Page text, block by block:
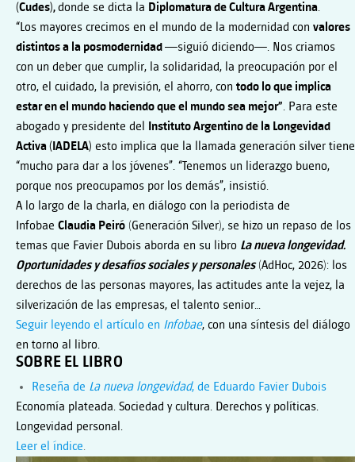
(Cudes),donde se dicta la Diplomatura de Cultura Argentina.
“Los mayores crecimos en el mundo de la modernidad con valores
distintos a la posmodernidad—siguió diciendo—. Nos criamos
con un deber que cumplir, la solidaridad, la preocupación por el
otro, el cuidado, la previsión, el ahorro, con todo lo que implica
estar en el mundo haciendo que el mundo sea mejor”. Para este
abogado y presidente del
Instituto Argentino de la Longevidad
Activa (IADELA) esto implica que la llamada generación silver tiene
“mucho para dar a los jóvenes”. “Tenemos un liderazgo bueno,
porque nos preocupamos por los demás”, insistió.
A lo largo de la charla, en diálogo con la periodista de
Infobae Claudia Peiró (Generación Silver), se hizo un repaso de los
temas que Favier Dubois aborda en su libro La nueva longevidad.
Oportunidades y desafíos sociales y personales(AdHoc, 2026): los
derechos de las personas mayores, las actitudes ante la vejez, la
silverización de las empresas, el talento senior…
Seguir leyendo el artículo en Infobae, con una síntesis del diálogo
en torno al libro.
SOBRE EL LIBRO
Reseña de La nueva longevidad, de Eduardo Favier Dubois
Economía plateada. Sociedad y cultura. Derechos y políticas.
Longevidad personal.
Leer el índice.